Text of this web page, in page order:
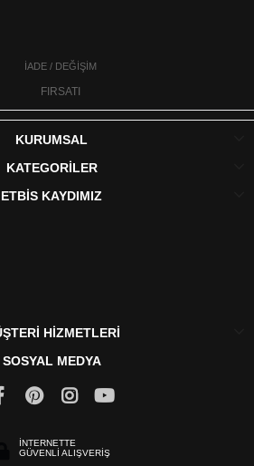
İADE / DEĞİŞİM
FIRSATI
KURUMSAL
KATEGORİLER
ETBİS KAYDIMIZ
HİZMETLERİ
SOSYAL MEDYA
İNTERNETTE
GÜVENLİ ALIŞVERİŞ